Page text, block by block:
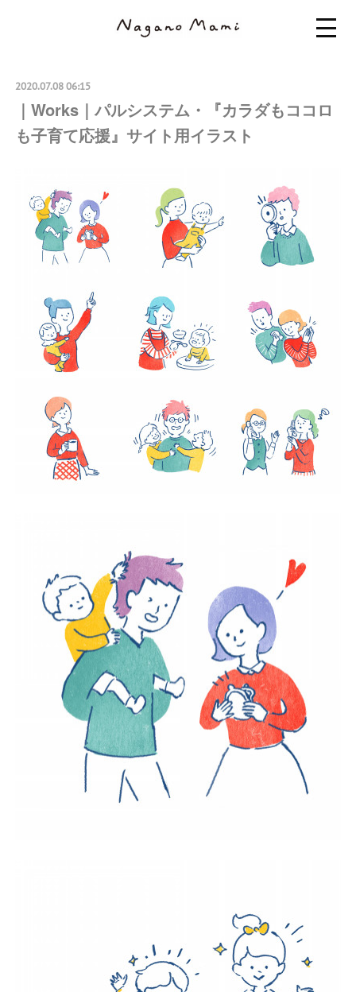
2020.07.08 06:15
｜Works｜パルシステム・『カラダもココロ
も子育て応援』サイト用イラスト